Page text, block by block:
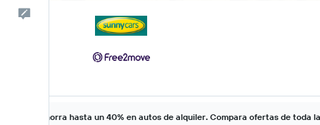
Comentarios
Ahorra hasta un 40% en autos de alquiler. Compara ofertas de toda